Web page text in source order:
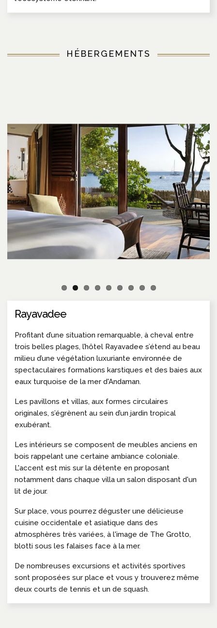
HÉBERGEMENTS
Rayavadee
Profitant d’une situation remarquable, à cheval entre
trois belles plages, l’hôtel Rayavadee s’étend au beau
milieu d’une végétation luxuriante environnée de
spectaculaires formations karstiques et des baies aux
eaux turquoise de la mer d'Andaman.
Les pavillons et villas, aux formes circulaires
originales, s’égrènent au sein d’un jardin tropical
exubérant.
Les intérieurs se composent de meubles anciens en
bois rappelant une certaine ambiance coloniale.
L'accent est mis sur la détente en proposant
notamment dans chaque villa un salon disposant d'un
lit de jour.
Sur place, vous pourrez déguster une délicieuse
cuisine occidentale et asiatique dans des
atmosphères très variées, à l'image de The Grotto,
blotti sous les falaises face à la mer.
De nombreuses excursions et activités sportives
sont proposées sur place et vous y trouverez même
deux courts de tennis et un de squash.